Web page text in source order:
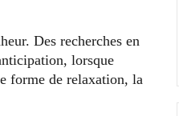
Des recherches en
lorsque
forme de relaxation, la